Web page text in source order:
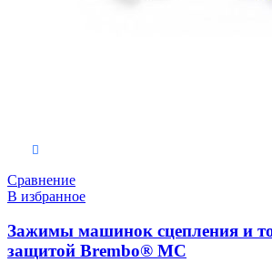
Сравнение
В избранное
Зажимы машинок сцепления и
защитой Brembo® MC